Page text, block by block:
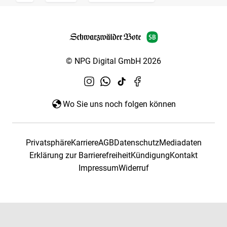
© NPG Digital GmbH 2026
Wo Sie uns noch folgen können
PrivatsphäreKarriereAGBDatenschutzMediadaten
Erklärung zur BarrierefreiheitKündigungKontakt
ImpressumWiderruf